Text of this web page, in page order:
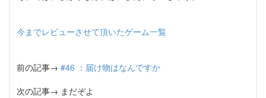
今までレビューさせて頂いたゲーム一覧
前の記事→ #46 ：届け物はなんですか
次の記事→ まだぞよ